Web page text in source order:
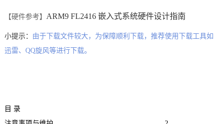
关于飞凌
天猫商城
【硬件参考】 ARM9 FL2416 嵌入式系统硬件设计指南
小提示： 由于下载文件较大，为保障顺利下载，推荐使用下载工具如
迅雷、QQ旋风等进行下载。
目 录